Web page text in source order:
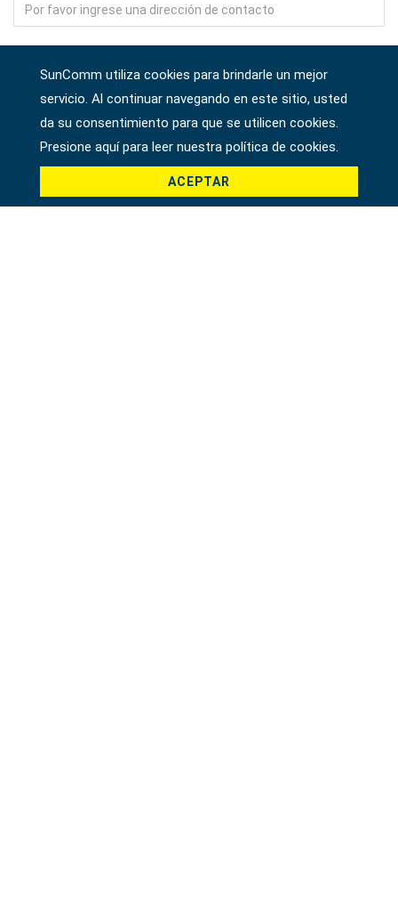
SunComm utiliza cookies para brindarle un mejor
servicio. Al continuar navegando en este sitio, usted
da su consentimiento para que se utilicen cookies.
Presione aquí para leer nuestra política de cookies.
ACEPTAR